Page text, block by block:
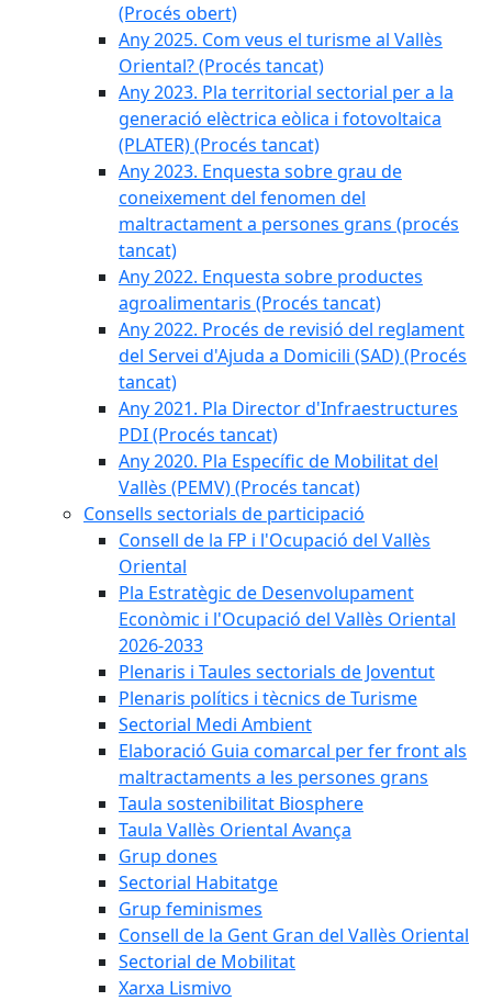
(Procés obert)
Any 2025. Com veus el turisme al Vallès
Oriental? (Procés tancat)
Any 2023. Pla territorial sectorial per a la
generació elèctrica eòlica i fotovoltaica
(PLATER) (Procés tancat)
Any 2023. Enquesta sobre grau de
coneixement del fenomen del
maltractament a persones grans (procés
tancat)
Any 2022. Enquesta sobre productes
agroalimentaris (Procés tancat)
Any 2022. Procés de revisió del reglament
del Servei d'Ajuda a Domicili (SAD) (Procés
tancat)
Any 2021. Pla Director d'Infraestructures
PDI (Procés tancat)
Any 2020. Pla Específic de Mobilitat del
Vallès (PEMV) (Procés tancat)
Consells sectorials de participació
Consell de la FP i l'Ocupació del Vallès
Oriental
Pla Estratègic de Desenvolupament
Econòmic i l'Ocupació del Vallès Oriental
2026-2033
Plenaris i Taules sectorials de Joventut
Plenaris polítics i tècnics de Turisme
Sectorial Medi Ambient
Elaboració Guia comarcal per fer front als
maltractaments a les persones grans
Taula sostenibilitat Biosphere
Taula Vallès Oriental Avança
Grup dones
Sectorial Habitatge
Grup feminismes
Consell de la Gent Gran del Vallès Oriental
Sectorial de Mobilitat
Xarxa Lismivo